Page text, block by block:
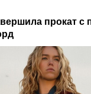
прокат с